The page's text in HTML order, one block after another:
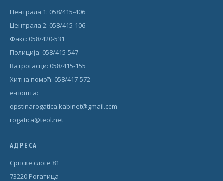
Централа 1: 058/415-406
Централа 2: 058/415-106
Факс: 058/420-531
Полиција: 058/415-547
Ватрогасци: 058/415-155
Хитна помоћ: 058/417-572
е-пошта:
opstinarogatica.kabinet@gmail.com
rogatica@teol.net
АДРЕСА
Српске слоге 81
73220 Рогатица